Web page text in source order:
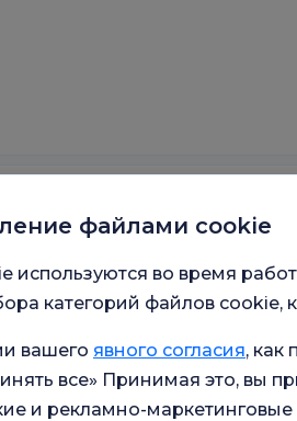
Найтингейл
Парк
файлами cookie
используются во время
категорий файлов cookie,
вашего явного согласия, как
все» Принимая это, вы
и рекламно-